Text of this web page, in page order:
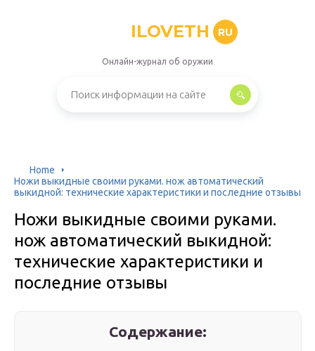
ILOVETH RU
Онлайн-журнал об оружии
Home
Ножи выкидные своими руками. нож автоматический
выкидной: технические характеристики и последние отзывы
Ножи выкидные своими руками.
нож автоматический выкидной:
технические характеристики и
последние отзывы
Содержание: